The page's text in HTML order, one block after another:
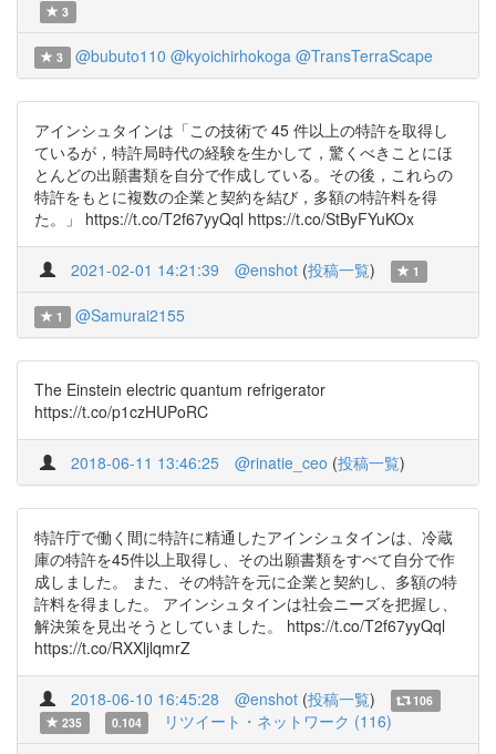
3
3 @bubuto110 @kyoichirhokoga @TransTerraScape
アインシュタインは「この技術で 45 件以上の特許を取得し
ているが，特許局時代の経験を生かして，驚くべきことにほ
とんどの出願書類を自分で作成している。その後，これらの
特許をもとに複数の企業と契約を結び，多額の特許料を得
た。」 https://t.co/T2f67yyQql https://t.co/StByFYuKOx
2021-02-01 14:21:39 @enshot (投稿一覧) 1
1 @Samurai2155
The Einstein electric quantum refrigerator
https://t.co/p1czHUPoRC
2018-06-11 13:46:25 @rinatie_ceo (投稿一覧)
特許庁で働く間に特許に精通したアインシュタインは、冷蔵
庫の特許を45件以上取得し、その出願書類をすべて自分で作
成しました。 また、その特許を元に企業と契約し、多額の特
許料を得ました。 アインシュタインは社会ニーズを把握し、
解決策を見出そうとしていました。 https://t.co/T2f67yyQql
https://t.co/RXXljlqmrZ
2018-06-10 16:45:28 @enshot (投稿一覧)
106
235
0.104 リツイート・ネットワーク (116)